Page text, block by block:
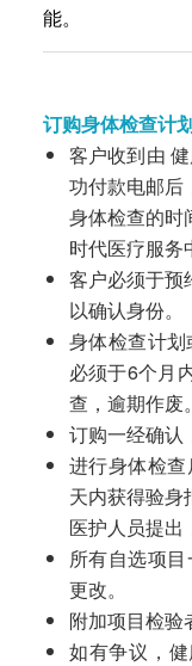
能。
订购身体检查计
客户收到由
功付款电邮后
身体检查的时
时代医疗服务
客户必须于预
以确认身份。
身体检查计
必须于6个月
查，逾期作废。
订购一经确认
进行身体检
天内获得验身
医护人员提出
所有自选项
更改。
附加项目检验
如有争议，